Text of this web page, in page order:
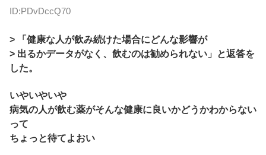
ID:PDvDccQ70
> 「健康な人が飲み続けた場合にどんな影響が
> 出るかデータがなく、飲むのは勧められない」と返答を
した。
いやいやいや
病気の人が飲む薬がそんな健康に良いかどうかわからない
って
ちょっと待てよおい